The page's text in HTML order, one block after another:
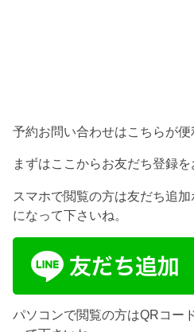
予約お問い合わせはこちらが便
まずはここからお友だち登録を
スマホで閲覧の方は友だち追
になって下さいね。
パソコンで閲覧の方はQRコー